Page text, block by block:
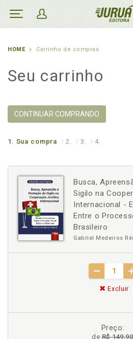
HOME Carrinho de compras
Seu carrinho
CONTINUAR COMPRANDO
1. Sua compra 2. 3. 4.
Busca,
Sigilo na
Internacional -
Entre o
Brasileiro
Gabriel Medeiros
Excluir
Preço:
deR$ 149,90